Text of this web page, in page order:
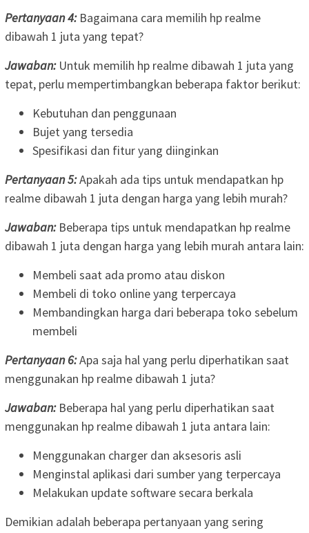
Pertanyaan 4:Bagaimana cara memilih hp realme
dibawah 1 juta yang tepat?
Jawaban:Untuk memilih hp realme dibawah 1 juta yang
tepat, perlu mempertimbangkan beberapa faktor berikut:
Kebutuhan dan penggunaan
Bujet yang tersedia
Spesifikasi dan fitur yang diinginkan
Pertanyaan 5:Apakah ada tips untuk mendapatkan hp
realme dibawah 1 juta dengan harga yang lebih murah?
Jawaban:Beberapa tips untuk mendapatkan hp realme
dibawah 1 juta dengan harga yang lebih murah antara lain:
Membeli saat ada promo atau diskon
Membeli di toko online yang terpercaya
Membandingkan harga dari beberapa toko sebelum
membeli
Pertanyaan 6:Apa saja hal yang perlu diperhatikan saat
menggunakan hp realme dibawah 1 juta?
Jawaban:Beberapa hal yang perlu diperhatikan saat
menggunakan hp realme dibawah 1 juta antara lain:
Menggunakan charger dan aksesoris asli
Menginstal aplikasi dari sumber yang terpercaya
Melakukan update software secara berkala
Demikian adalah beberapa pertanyaan yang sering